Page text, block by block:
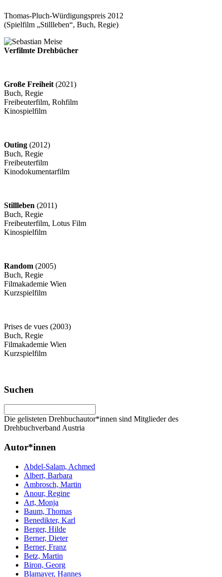
Thomas-Pluch-Würdigungspreis 2012
(Spielfilm „Stillleben“, Buch, Regie)
Verfilmte Drehbücher
Große Freiheit (2021)
Buch, Regie
Freibeuterfilm, Rohfilm
Kinospielfilm
Outing (2012)
Buch, Regie
Freibeuterfilm
Kinodokumentarfilm
Stillleben (2011)
Buch, Regie
Freibeuterfilm, Lotus Film
Kinospielfilm
Random (2005)
Buch, Regie
Filmakademie Wien
Kurzspielfilm
Prises de vues (2003)
Buch, Regie
Filmakademie Wien
Kurzspielfilm
Suchen
Die gelisteten Drehbuchautor*innen sind Mitglieder des
Drehbuchverband Austria
Autor*innen
Abdel-Salam, Achmed
Albert, Barbara
Ambrosch, Martin
Anour, Regine
Art, Monja
Baum, Thomas
Benedikter, Karl
Berger, Hilde
Berner, Dieter
Berner, Franz
Betz, Martin
Biron, Georg
Blamayer, Hannes